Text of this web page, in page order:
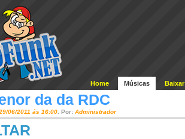
Home Músicas
da da RDC
06/2011 ás 16:00 . Por: Administrador